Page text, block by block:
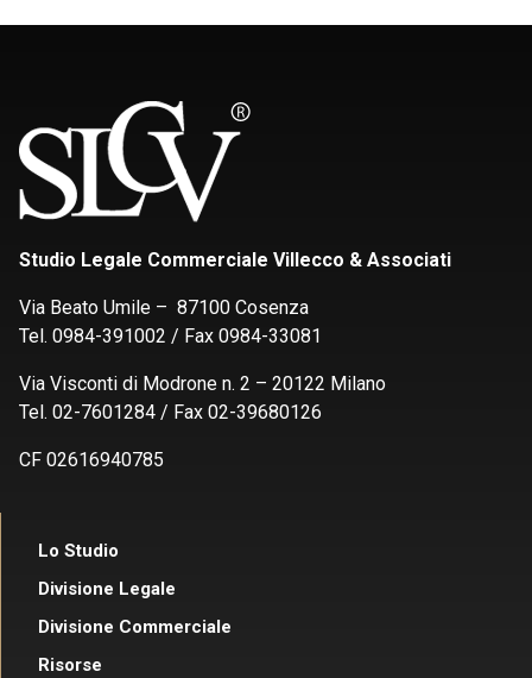
Studio Legale Commerciale Villecco & Associati
Via Beato Umile – 87100 Cosenza
Tel. 0984-391002 / Fax 0984-33081
Via Visconti di Modrone n. 2 – 20122 Milano
Tel. 02-7601284 / Fax 02-39680126
CF 02616940785
Lo Studio
Divisione Legale
Divisione Commerciale
Risorse